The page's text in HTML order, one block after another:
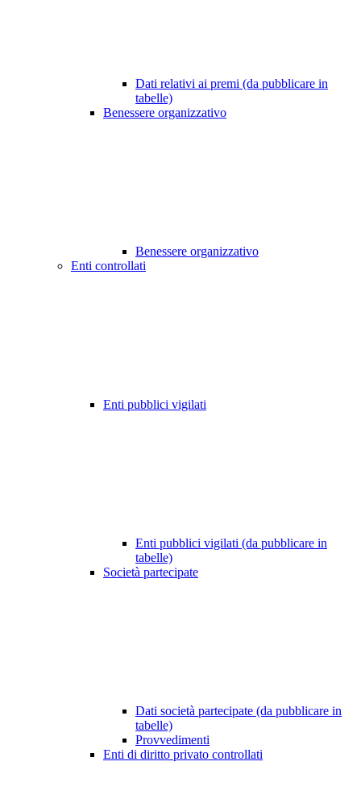
Dati relativi ai premi (da pubblicare in
tabelle)
Benessere organizzativo
Benessere organizzativo
Enti controllati
Enti pubblici vigilati
Enti pubblici vigilati (da pubblicare in
tabelle)
Società partecipate
Dati società partecipate (da pubblicare in
tabelle)
Provvedimenti
Enti di diritto privato controllati